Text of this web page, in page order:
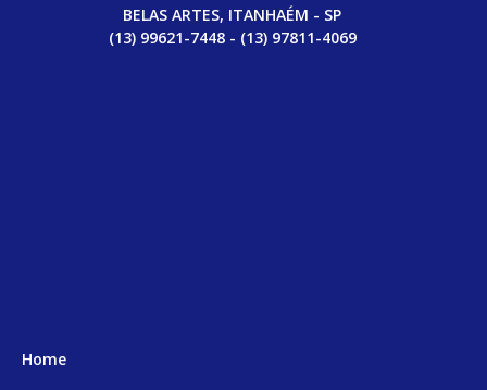
BELAS ARTES, ITANHAÉM - SP
(13) 99621-7448 - (13) 97811-4069
Home